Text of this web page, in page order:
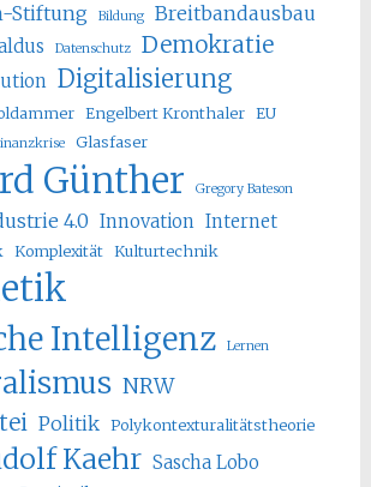
Stiftung Bildung
Breitbandausbau
Datenschutz Demokratie
Digitalisierung
Engelbert Kronthaler EU
Glasfaser
Günther Gregory Bateson
4.0 Innovation Internet
Komplexität Kulturtechnik
Intelligenz Lernen
NRW
Politik Polykontexturalitätstheorie
Kaehr Sascha Lobo